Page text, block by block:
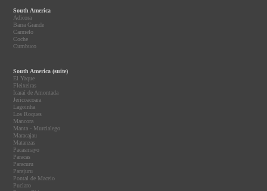
South America
Adicora
Barra Grande
Carmelo
Coche
Cumbuco
South America (suite)
El Yaque
Fleixeiras
Icaraí de Amontada
Jericoacoara
Lagoinha
Los Roques
Mancora
Manta - Murcialego
Maracajau
Matanzas
Pacasmayo
Paracas
Paracuru
Parajuru
Pontal de Maceio
Puclaro